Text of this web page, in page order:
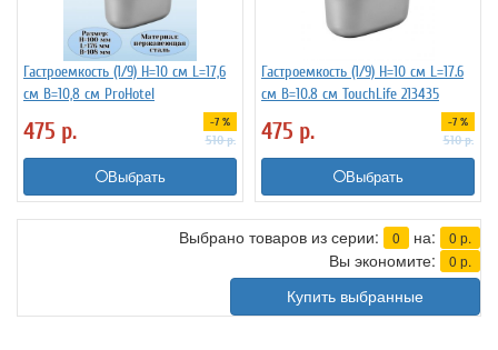
Гастроемкость (1/9) H=10 см L=17,6
см B=10,8 см ProHotel
475 р. -7 %
510р.
Выбрать
Гастроемкость (1/9) H=10 см L=17.6
см B=10.8 см TouchLife 213435
475 р. -7 %
510р.
Выбрать
Выбрано товаров из серии: 0 на: 0 р.
Вы экономите: 0 р.
Купить выбранные